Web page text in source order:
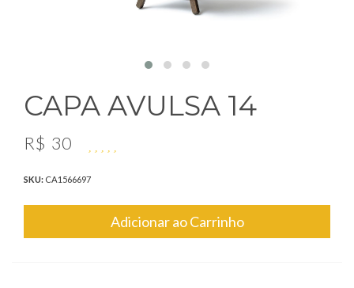
CAPA AVULSA 14
R$ 30
SKU: CA1566697
Adicionar ao Carrinho